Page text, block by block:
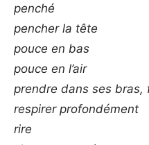
penché
pencher la tête
pouce en bas
pouce en l’air
prendre dans ses bras,
respirer profondément
rire